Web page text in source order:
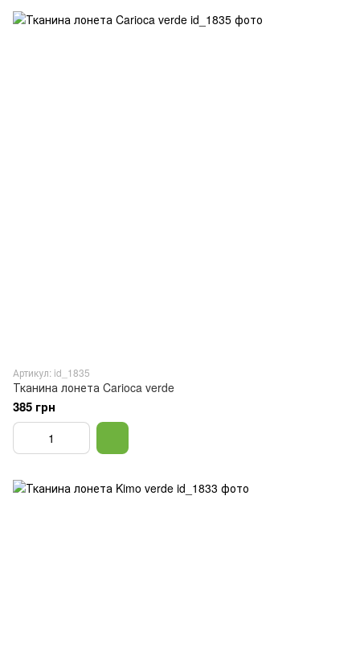
Артикул: id_1835
Тканина лонета Carioca verde
385 грн